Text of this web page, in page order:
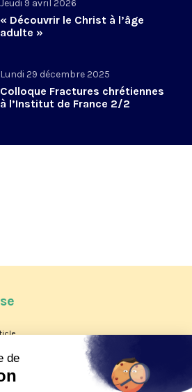
Jeudi 9 avril 2026
« Découvrir le Christ à l’âge
adulte »
Lundi 29 décembre 2025
Colloque Fractures chrétiennes
à l’Institut de France 2/2
reportages d'été 2026 de KTO